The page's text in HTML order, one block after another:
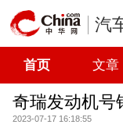
汽
首页 文章
奇瑞发动机号
2023-07-17 16:18:55